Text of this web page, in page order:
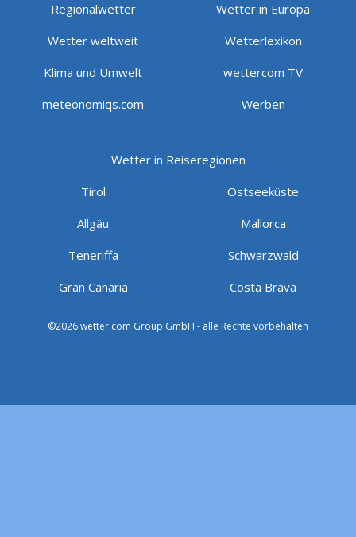
Regionalwetter
Wetter in Europa
Wetter weltweit
Wetterlexikon
Klima und Umwelt
wettercom TV
meteonomiqs.com
Werben
Wetter in Reiseregionen
Tirol
Ostseeküste
Allgäu
Mallorca
Teneriffa
Schwarzwald
Gran Canaria
Costa Brava
©2026 wetter.com Group GmbH - alle Rechte vorbehalten